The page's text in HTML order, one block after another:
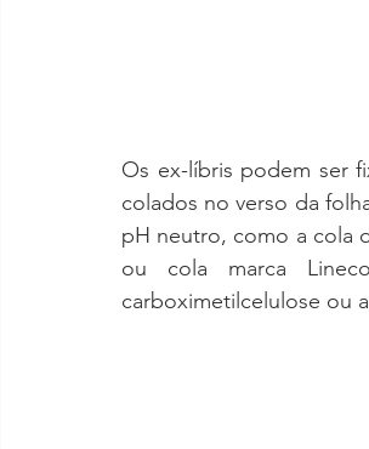
Os ex-líbris podem ser
colados no verso da
pH neutro, como a cola
ou cola marca
carboximetilcelulose ou